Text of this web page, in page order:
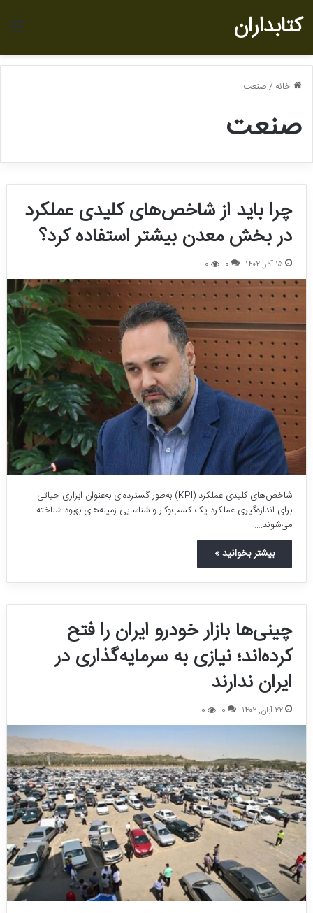
کتابداران
خانه /صنعت
صنعت
چرا باید از شاخص‌های کلیدی عملکرد
در بخش معدن بیشتر استفاده کرد؟
۱۵ آذر, ۱۴۰۲ 0
0
شاخص‌های کلیدی عملکرد (KPI) به‌طور گسترده‌ای به‌عنوان ابزاری حیاتی
برای اندازه‌گیری عملکرد یک کسب‌وکار و شناسایی زمینه‌های بهبود شناخته
می‌شوند.…
بیشتر بخوانید »
چینی‌ها بازار خودرو ایران را فتح
کرده‌اند؛ نیازی به سرمایه‌گذاری در
ایران ندارند
۲۲ آبان, ۱۴۰۲ 0
0